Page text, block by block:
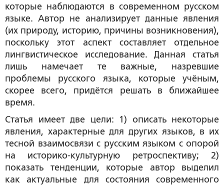
которые наблюдаются в современном русском
языке. Автор не анализирует данные явления
(их природу, историю, причины возникновения),
поскольку этот аспект составляет отдельное
лингвистическое исследование. Данная статья
лишь намечает те важные, назревшие
проблемы русского языка, которые учёным,
скорее всего, придётся решать в ближайшее
время.
Статья имеет две цели: 1) описать некоторые
явления, характерные для других языков, в их
тесной взаимосвязи с русским языком с опорой
на историко-культурную ретроспективу; 2)
показать тенденции, которые автор выделил
как актуальные для состояния современного